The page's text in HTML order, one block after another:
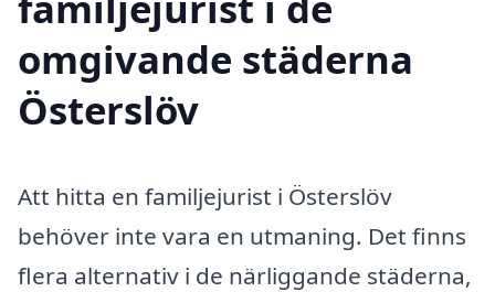
omgivande städerna
Österslöv
Att hitta en familjejurist i Österslöv
behöver inte vara en utmaning. Det finns
flera alternativ i de närliggande städerna,